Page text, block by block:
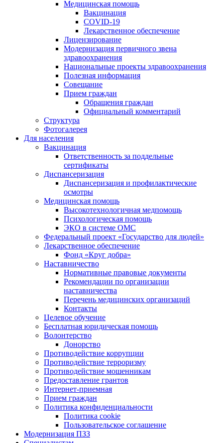
Медицинская помощь
Вакцинация
COVID-19
Лекарственное обеспечение
Лицензирование
Модернизация первичного звена
здравоохранения
Национальные проекты здравоохранения
Полезная информация
Совещание
Прием граждан
Обращения граждан
Официальный комментарий
Структура
Фотогалерея
Для населения
Вакцинация
Ответственность за поддельные
сертификаты
Диспансеризация
Диспансеризация и профилактические
осмотры
Медицинская помощь
Высокотехнологичная медпомощь
Психологическая помощь
ЭКО в системе ОМС
Федеральный проект «Государство для людей»
Лекарственное обеспечение
Фонд «Круг добра»
Наставничество
Нормативные правовые документы
Рекомендации по организации
наставничества
Перечень медицинских организаций
Контакты
Целевое обучение
Бесплатная юридическая помощь
Волонтерство
Донорство
Противодействие коррупции
Противодействие терроризму
Противодействие мошенникам
Предоставление грантов
Интернет-приемная
Прием граждан
Политика конфиденциальности
Политика cookie
Пользовательское соглашение
Модернизация ПЗЗ